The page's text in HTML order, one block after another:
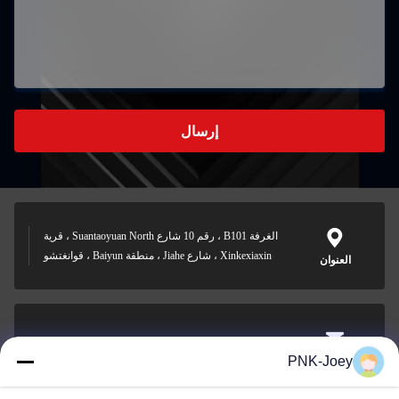
إرسال
العنوان
الغرفة B101 ، رقم 10 شارع Suantaoyuan North ، قرية
Xinkexiaxin ، شارع Jiahe ، منطقة Baiyun ، قوانغتشو
البريد
xianzhihao@gzxingchao.infoPNK-Joey